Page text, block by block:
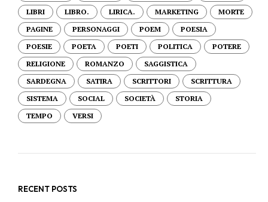
LIBRI
LIBRO. LIRICA. MARKETING
MORTE
PAGINE
PERSONAGGI POEM
POESIA
POESIE
POETA POETI POLITICA
POTERE
RELIGIONE
ROMANZO
SAGGISTICA
SARDEGNA
SATIRA SCRITTORI
SCRITTURA
SISTEMA
SOCIAL SOCIETÀ
STORIA
TEMPO
VERSI
RECENT POSTS